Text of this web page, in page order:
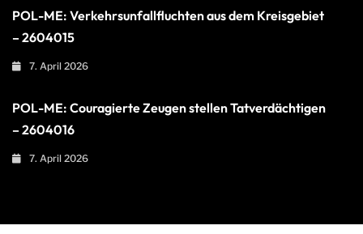
POL-ME: Verkehrsunfallfluchten aus dem Kreisgebiet
– 2604015
7. April 2026
POL-ME: Couragierte Zeugen stellen Tatverdächtigen
– 2604016
7. April 2026